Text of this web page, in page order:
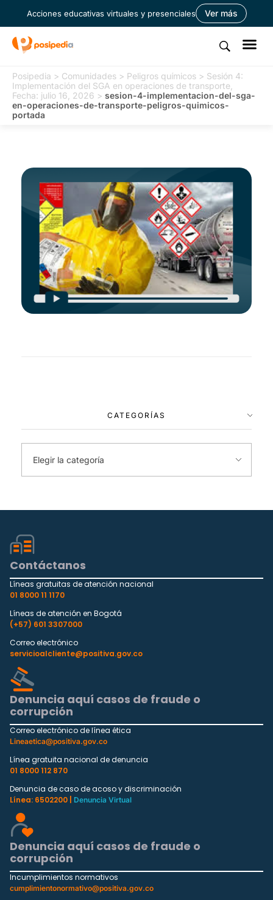
Acciones educativas virtuales y presenciales Ver más
Posipedia > Comunidades > Peligros químicos > Sesión 4:
Implementación del SGA en operaciones de transporte,
Fecha: julio 16, 2026 > sesion-4-implementacion-del-sga-
en-operaciones-de-transporte-peligros-quimicos-
portada
CATEGORÍAS
Contáctanos
Líneas gratuitas de atención nacional
01 8000 11 1170
Líneas de atención en Bogotá
(+57) 601 3307000
Correo electrónico
servicioalcliente@positiva.gov.co
Denuncia aquí casos de fraude o
corrupción
Correo electrónico de línea ética
Lineaetica@positiva.gov.co
Línea gratuita nacional de denuncia
01 8000 112 870
Denuncia de caso de acoso y discriminación
Línea: 6502200 |
Denuncia Virtual
Denuncia aquí casos de fraude o
corrupción
Incumplimientos normativos
cumplimientonormativo@positiva.gov.co